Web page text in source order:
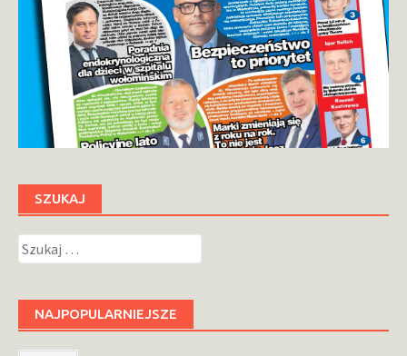
SZUKAJ
Szukaj:
NAJPOPULARNIEJSZE